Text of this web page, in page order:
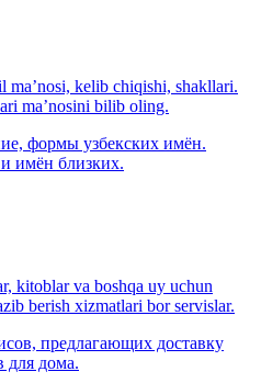
ma’nosi, kelib chiqishi, shakllari.
ma’nosini bilib oling.
формы узбекских имён.
имён близких.
kitoblar va boshqa uy uchun
berish xizmatlari bor servislar.
предлагающих доставку
для дома.